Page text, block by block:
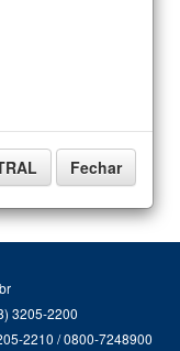
Fechar
3205-2200
2210 / 0800-7248900